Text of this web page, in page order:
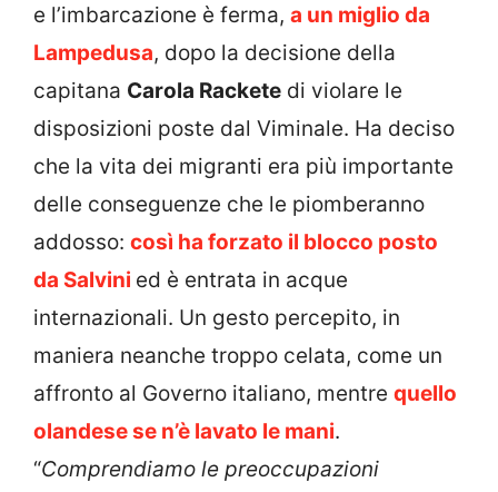
e l’imbarcazione è ferma, a un miglio da
Lampedusa, dopo la decisione della
capitana Carola Rackete di violare le
disposizioni poste dal Viminale. Ha deciso
che la vita dei migranti era più importante
delle conseguenze che le piomberanno
addosso: così ha forzato il blocco posto
da Salvini ed è entrata in acque
internazionali. Un gesto percepito, in
maniera neanche troppo celata, come un
affronto al Governo italiano, mentre quello
olandese se n’è lavato le mani.
“Comprendiamo le preoccupazioni